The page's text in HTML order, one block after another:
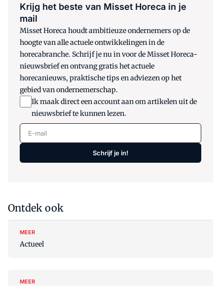
Krijg het beste van Misset Horeca in je
mail
Misset Horeca houdt ambitieuze ondernemers op de
hoogte van alle actuele ontwikkelingen in de
horecabranche. Schrijf je nu in voor de Misset Horeca-
nieuwsbrief en ontvang gratis het actuele
horecanieuws, praktische tips en adviezen op het
gebied van ondernemerschap.
Ik maak direct een account aan om artikelen uit de
nieuwsbrief te kunnen lezen.
E-mail
Schrijf je in!
Ontdek ook
MEER
Actueel
MEER